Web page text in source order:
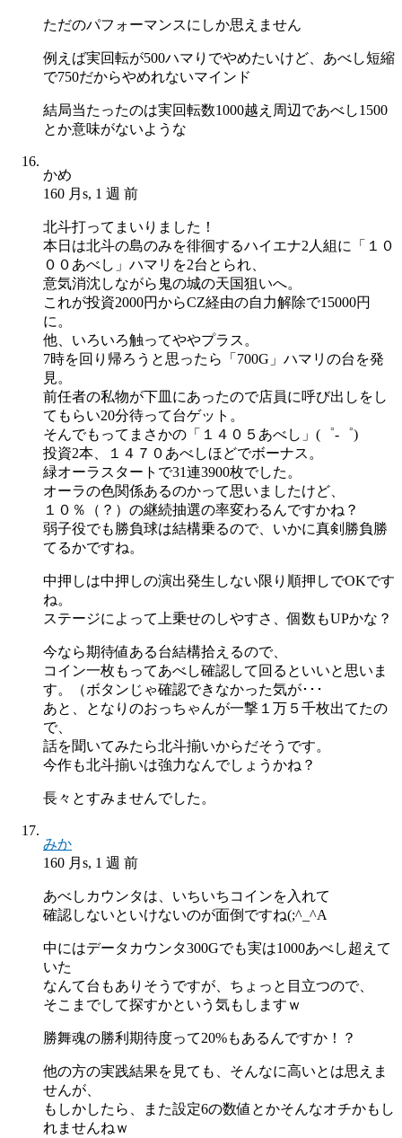
ただのパフォーマンスにしか思えません
例えば実回転が500ハマりでやめたいけど、あべし短縮
で750だからやめれないマインド
結局当たったのは実回転数1000越え周辺であべし1500
とか意味がないような
かめ
160 月s, 1 週 前
北斗打ってまいりました！
本日は北斗の島のみを徘徊するハイエナ2人組に「１０
００あべし」ハマリを2台とられ、
意気消沈しながら鬼の城の天国狙いへ。
これが投資2000円からCZ経由の自力解除で15000円
に。
他、いろいろ触ってややプラス。
7時を回り帰ろうと思ったら「700G」ハマリの台を発
見。
前任者の私物が下皿にあったので店員に呼び出しをし
てもらい20分待って台ゲット。
そんでもってまさかの「１４０５あべし」(゜-゜)
投資2本、１４７０あべしほどでボーナス。
緑オーラスタートで31連3900枚でした。
オーラの色関係あるのかって思いましたけど、
１０％（？）の継続抽選の率変わるんですかね？
弱子役でも勝負球は結構乗るので、いかに真剣勝負勝
てるかですね。
中押しは中押しの演出発生しない限り順押しでOKです
ね。
ステージによって上乗せのしやすさ、個数もUPかな？
今なら期待値ある台結構拾えるので、
コイン一枚もってあべし確認して回るといいと思いま
す。（ボタンじゃ確認できなかった気が･･･
あと、となりのおっちゃんが一撃１万５千枚出てたの
で、
話を聞いてみたら北斗揃いからだそうです。
今作も北斗揃いは強力なんでしょうかね？
長々とすみませんでした。
みか
160 月s, 1 週 前
あべしカウンタは、いちいちコインを入れて
確認しないといけないのが面倒ですね(;^_^A
中にはデータカウンタ300Gでも実は1000あべし超えて
いた
なんて台もありそうですが、ちょっと目立つので、
そこまでして探すかという気もしますｗ
勝舞魂の勝利期待度って20%もあるんですか！？
他の方の実践結果を見ても、そんなに高いとは思えま
せんが、
もしかしたら、また設定6の数値とかそんなオチかもし
れませんねｗ